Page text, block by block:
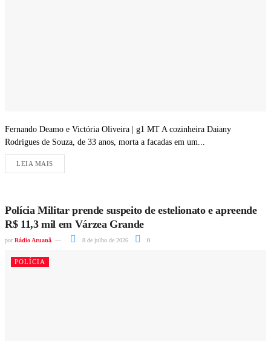
Fernando Deamo e Victória Oliveira | g1 MT A cozinheira Daiany
Rodrigues de Souza, de 33 anos, morta a facadas em um...
LEIA MAIS
Polícia Militar prende suspeito de estelionato e apreende
R$ 11,3 mil em Várzea Grande
por Rádio Aruanã 8 de julho de 2026 0
POLÍCIA